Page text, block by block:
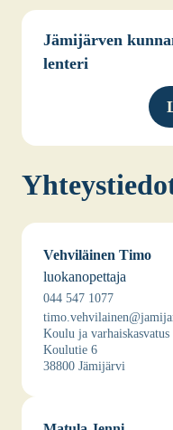
Jämi­jär­ven
len­te­ri
Veh­vi­läi­nen Timo
luo­kan­opet­ta­ja
044 547 1077
Kou­lu ja var­hais­kas­va­tus
Kou­lu­tie 6
38800 Jämi­jär­vi